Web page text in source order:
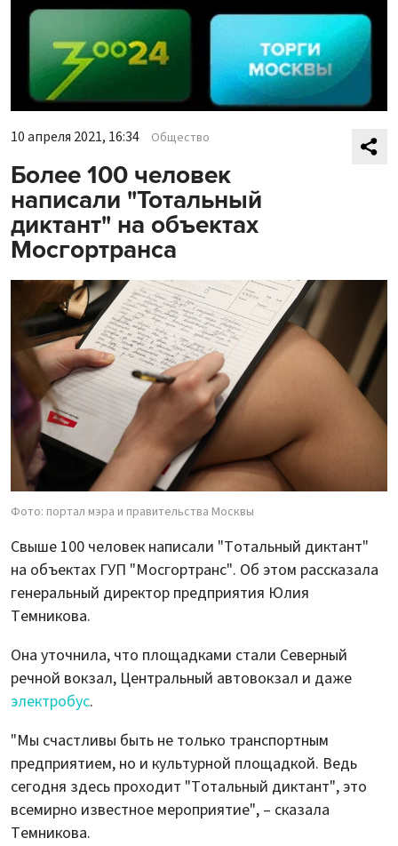
10 апреля 2021, 16:34 Общество
Более 100 человек
написали "Тотальный
диктант" на объектах
Мосгортранса
Фото: портал мэра и правительства Москвы
Свыше 100 человек написали "Тотальный диктант"
на объектах ГУП "Мосгортранс". Об этом рассказала
генеральный директор предприятия Юлия
Темникова.
Она уточнила, что площадками стали Северный
речной вокзал, Центральный автовокзал и даже
электробус.
"Мы счастливы быть не только транспортным
предприятием, но и культурной площадкой. Ведь
сегодня здесь проходит "Тотальный диктант", это
всемирно известное мероприятие", – сказала
Темникова.